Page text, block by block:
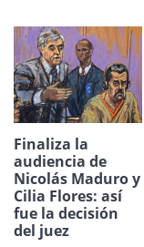
Finaliza la
audiencia de
Nicolás Maduro y
Cilia Flores: así
fue la decisión
del juez